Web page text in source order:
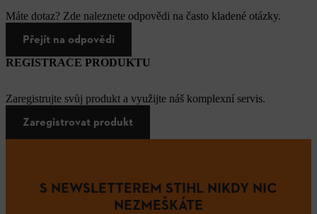
Máte dotaz? Zde naleznete odpovědi na často kladené otázky.
Přejít na odpovědi
REGISTRACE PRODUKTU
Zaregistrujte svůj produkt a využijte náš komplexní servis.
Zaregistrovat produkt
S NEWSLETTEREM STIHL NIKDY NIC
NEZMEŠKÁTE